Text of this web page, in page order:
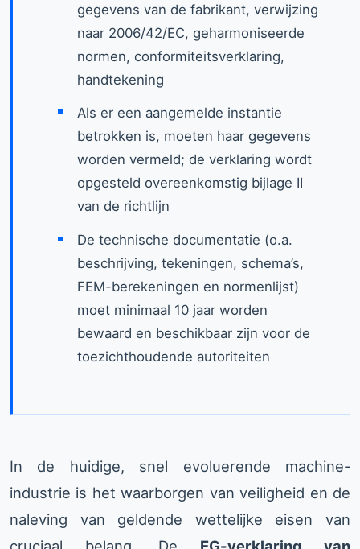
gegevens van de fabrikant, verwijzing
naar 2006/42/EC, geharmoniseerde
normen, conformiteitsverklaring,
handtekening
Als er een aangemelde instantie
betrokken is, moeten haar gegevens
worden vermeld; de verklaring wordt
opgesteld overeenkomstig bijlage II
van de richtlijn
De technische documentatie (o.a.
beschrijving, tekeningen, schema’s,
FEM-berekeningen en normenlijst)
moet minimaal 10 jaar worden
bewaard en beschikbaar zijn voor de
toezichthoudende autoriteiten
In de huidige, snel evoluerende machine-
industrie is het waarborgen van veiligheid en de
naleving van geldende wettelijke eisen van